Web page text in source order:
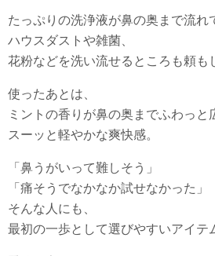
たっぷりの洗浄液が鼻の奥まで流れ
ハウスダストや雑菌、
花粉などを洗い流せるところも頼も
使ったあとは、
ミントの香りが鼻の奥までふわっと
スーッと軽やかな爽快感。
「鼻うがいって難しそう」
「痛そうでなかなか試せなかった」
そんな人にも、
最初の一歩として選びやすいアイテ